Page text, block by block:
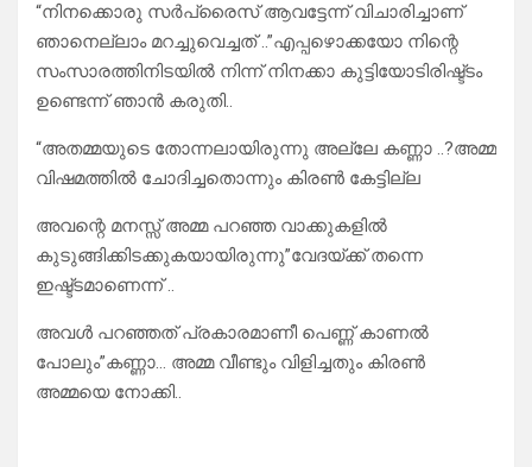
“നിനക്കൊരു സർപ്രൈസ് ആവട്ടേന്ന് വിചാരിച്ചാണ്
ഞാനെല്ലാം മറച്ചുവെച്ചത് ..”എപ്പഴൊക്കയോ നിന്റെ
സംസാരത്തിനിടയിൽ നിന്ന് നിനക്കാ കുട്ടിയോടിരിഷ്ട്ടം
ഉണ്ടെന്ന് ഞാൻ കരുതി..
“അതമ്മയുടെ തോന്നലായിരുന്നു അല്ലേ കണ്ണാ ..?അമ്മ
വിഷമത്തിൽ ചോദിച്ചതൊന്നും കിരൺ കേട്ടില്ല
അവന്റെ മനസ്സ് അമ്മ പറഞ്ഞ വാക്കുകളിൽ
കുടുങ്ങിക്കിടക്കുകയായിരുന്നു”വേദയ്ക്ക് തന്നെ
ഇഷ്ട്ടമാണെന്ന് ..
അവൾ പറഞ്ഞത് പ്രകാരമാണീ പെണ്ണ് കാണൽ
പോലും”കണ്ണാ… അമ്മ വീണ്ടും വിളിച്ചതും കിരൺ
അമ്മയെ നോക്കി..